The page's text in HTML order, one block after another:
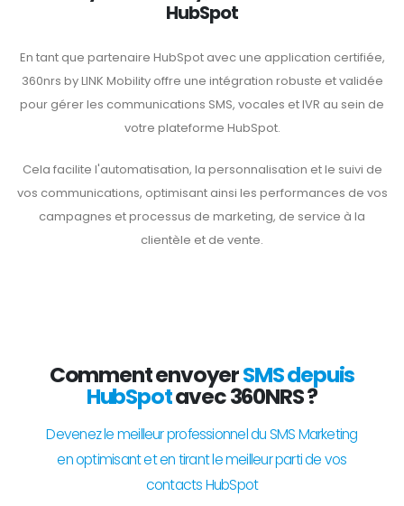
HubSpot
En tant que partenaire HubSpot avec une application certifiée,
360nrs by LINK Mobility offre une intégration robuste et validée
pour gérer les communications SMS, vocales et IVR au sein de
votre plateforme HubSpot.
Cela facilite l'automatisation, la personnalisation et le suivi de
vos communications, optimisant ainsi les performances de vos
campagnes et processus de marketing, de service à la
clientèle et de vente.
Comment envoyerSMS depuis
HubSpotavec 360NRS ?
Devenez le meilleur professionnel du SMS Marketing
en optimisant et en tirant le meilleur parti de vos
contacts HubSpot